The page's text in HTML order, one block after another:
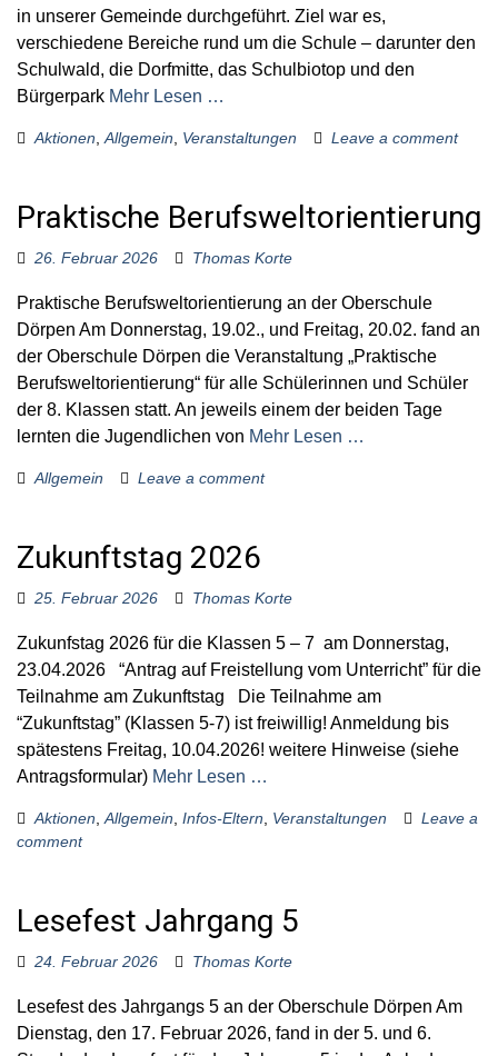
in unserer Gemeinde durchgeführt. Ziel war es,
verschiedene Bereiche rund um die Schule – darunter den
Schulwald, die Dorfmitte, das Schulbiotop und den
Bürgerpark Mehr Lesen …
Aktionen Allgemein Veranstaltungen Leave a comment
Praktische Berufsweltorientierung
26. Februar 2026 Thomas Korte
Praktische Berufsweltorientierung an der Oberschule
Dörpen Am Donnerstag, 19.02., und Freitag, 20.02. fand an
der Oberschule Dörpen die Veranstaltung „Praktische
Berufsweltorientierung“ für alle Schülerinnen und Schüler
der 8. Klassen statt. An jeweils einem der beiden Tage
lernten die Jugendlichen von Mehr Lesen …
Allgemein Leave a comment
Zukunftstag 2026
25. Februar 2026 Thomas Korte
Zukunfstag 2026 für die Klassen 5 – 7 am Donnerstag,
23.04.2026 “Antrag auf Freistellung vom Unterricht” für die
Teilnahme am Zukunftstag Die Teilnahme am
“Zukunftstag” (Klassen 5-7) ist freiwillig! Anmeldung bis
spätestens Freitag, 10.04.2026! weitere Hinweise (siehe
Antragsformular) Mehr Lesen …
Aktionen Allgemein Infos-Eltern Veranstaltungen
Leave a
comment
Lesefest Jahrgang 5
24. Februar 2026 Thomas Korte
Lesefest des Jahrgangs 5 an der Oberschule Dörpen Am
Dienstag, den 17. Februar 2026, fand in der 5. und 6.